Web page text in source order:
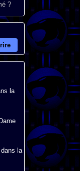
?
la
la